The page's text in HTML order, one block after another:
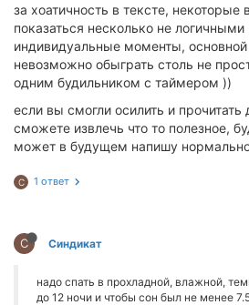
за хоатичность в тексте,
показаться несколько не
индивидуальные моменты,
невозможно обыграть столь не
одним будильником с таймером ))
если вы смогли осилить и
сможете извлечь что то полезное,
может в будущем напишу
С 1 ответ
С Синдикат
надо спать в прохладной, влажной,
до 12 ночи и чтобы сон был не менее